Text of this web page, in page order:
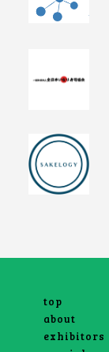
top
about
exhibitors